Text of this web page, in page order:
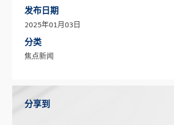
发布日期
2025年01月03日
分类
焦点新闻
分享到